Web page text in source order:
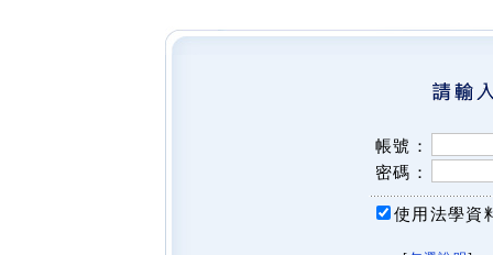
帳號：
密碼：
使用法學資